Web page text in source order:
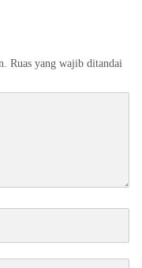
Ruas yang wajib ditandai